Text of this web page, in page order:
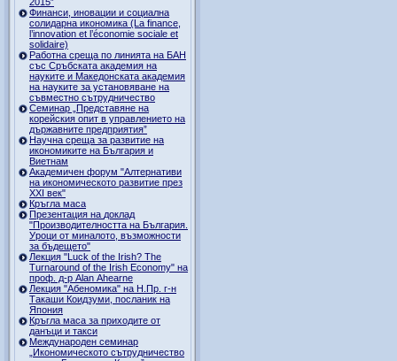
Финанси, иновации и социална
солидарна икономика (La finance,
l’innovation et l’économie sociale et
solidaire)
Работна среща по линията на БАН
със Сръбската академия на
науките и Македонската академия
на науките за установяване на
съвместно сътрудничество
Семинар „Представяне на
корейския опит в управлението на
държавните предприятия”
Научна среща за развитие на
икономиките на България и
Виетнам
Академичен форум "Алтернативи
на икономическото развитие през
XXI век"
Кръгла маса
Презентация на доклад
"Производителността на България.
Уроци от миналото, възможности
за бъдещето"
Лекция "Luck of the Irish? The
Turnaround of the Irish Economy" на
проф. д-р Alan Ahearne
Лекция "Абеномика" на Н.Пр. г-н
Такаши Коидзуми, посланик на
Япония
Кръгла маса за приходите от
данъци и такси
Международен семинар
„Икономическото сътрудничество